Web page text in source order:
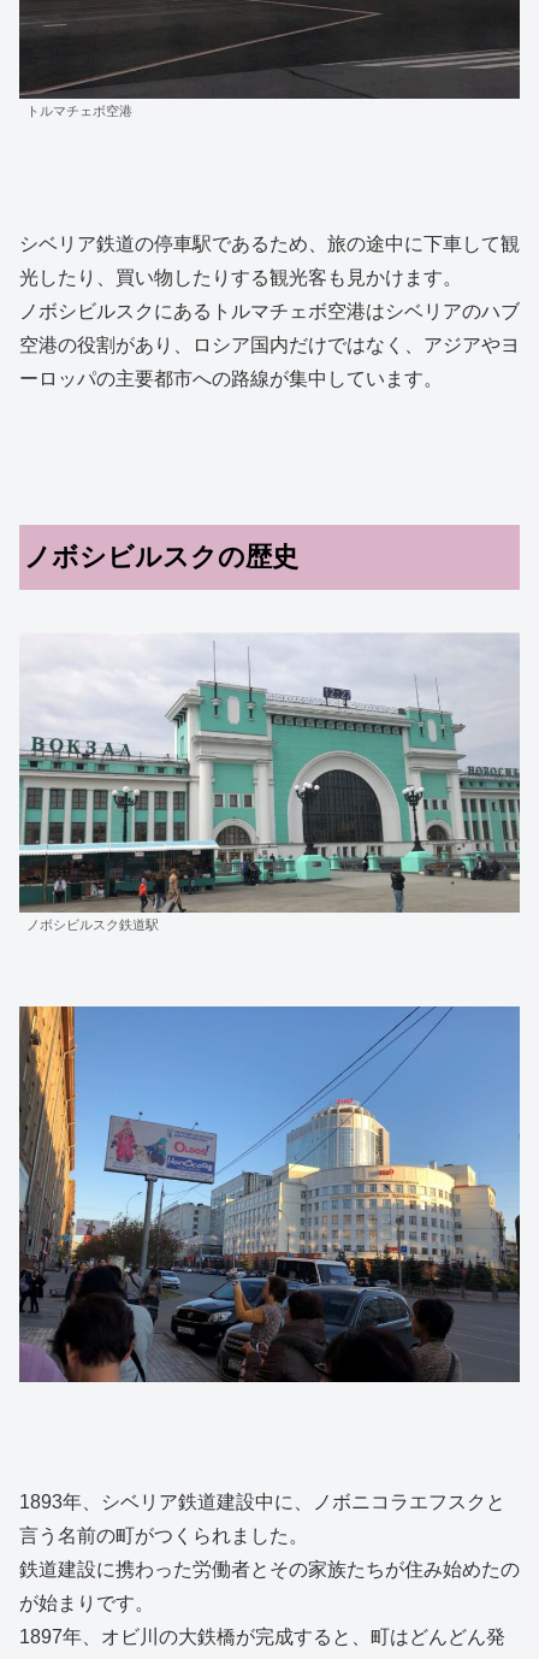
トルマチェボ空港
シベリア鉄道の停車駅であるため、旅の途中に下車して観
光したり、買い物したりする観光客も見かけます。
ノボシビルスクにあるトルマチェボ空港はシベリアのハブ
空港の役割があり、ロシア国内だけではなく、アジアやヨ
ーロッパの主要都市への路線が集中しています。
ノボシビルスクの歴史
ノボシビルスク鉄道駅
1893年、シベリア鉄道建設中に、ノボニコラエフスクと
言う名前の町がつくられました。
鉄道建設に携わった労働者とその家族たちが住み始めたの
が始まりです。
1897年、オビ川の大鉄橋が完成すると、町はどんどん発